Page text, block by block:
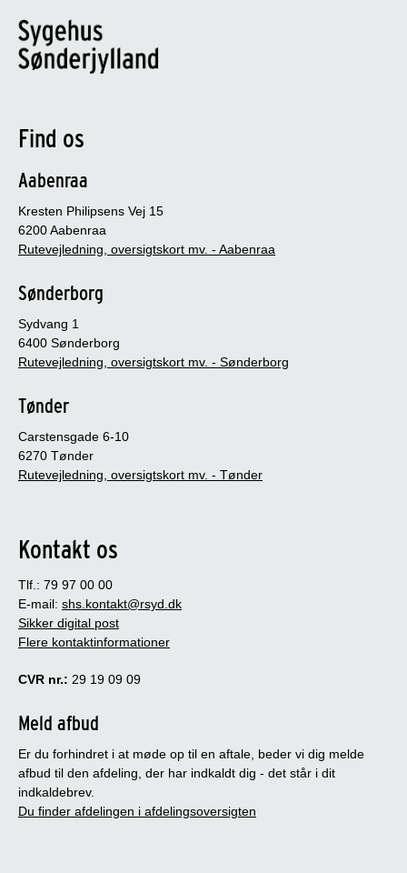
Find os
Aabenraa
Kresten Philipsens Vej 15
6200 Aabenraa
Rutevejledning, oversigtskort mv. - Aabenraa
Sønderborg
Sydvang 1
6400 Sønderborg
Rutevejledning, oversigtskort mv. - Sønderborg
Tønder
Carstensgade 6-10
6270 Tønder
Rutevejledning, oversigtskort mv. - Tønder
Kontakt os
Tlf.: 79 97 00 00
E-mail: shs.kontakt@rsyd.dk
Sikker digital post
Flere kontaktinformationer
CVR nr.: 29 19 09 09
Meld afbud
Er du forhindret i at møde op til en aftale, beder vi dig melde
afbud til den afdeling, der har indkaldt dig - det står i dit
indkaldebrev.
Du finder afdelingen i afdelingsoversigten